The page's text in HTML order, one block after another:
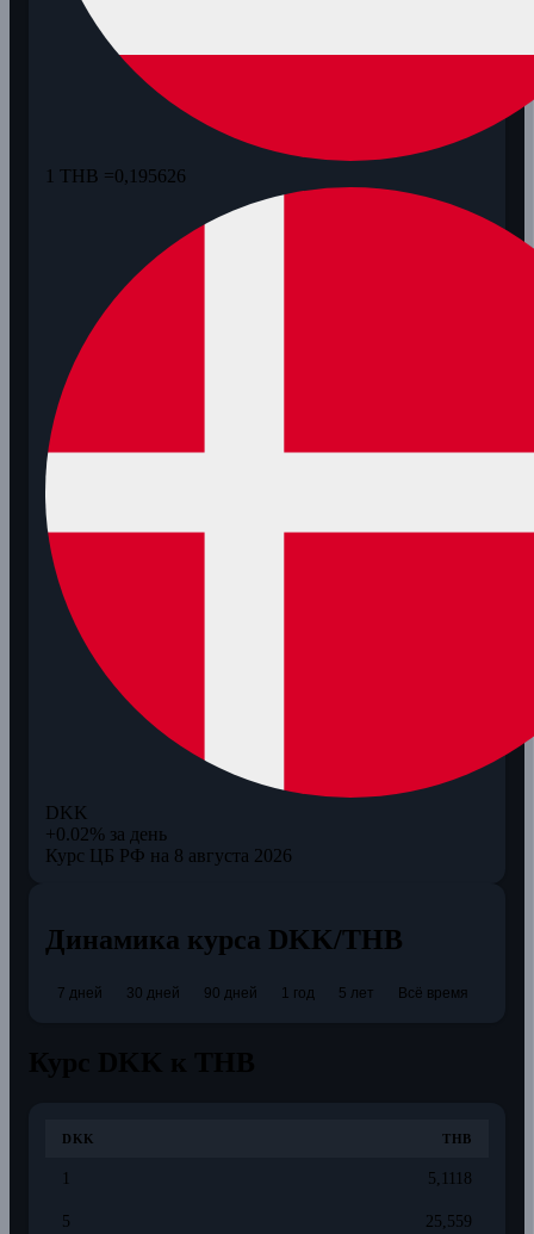
1 THB =0,195626
DKK
+0.02% за день
Курс ЦБ РФ на 8 августа 2026
Динамика курса DKK/THB
7 дней 30 дней 90 дней 1 год 5 лет Всё время
DKK THB
1 5,1118
5 25,559